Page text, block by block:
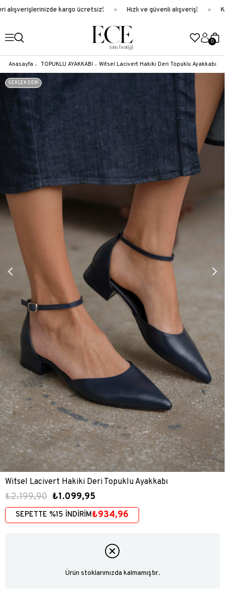
kargo ücretsiz! Hızlı ve güvenli alışveriş!
0
Anasayfa TOPUKLU AYAKKABI Witsel Lacivert Hakiki Deri Topuklu Ayakkabı
GERÇEK DERİ
Witsel Lacivert Hakiki Deri Topuklu Ayakkabı
₺2.199,90 ₺1.099,95
SEPETTE %15 İNDİRİM₺934,96
Ürün stoklarımızda kalmamıştır.